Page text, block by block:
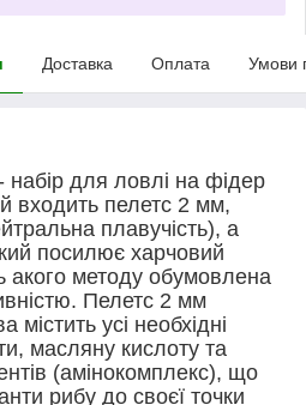
Доставка Оплата Умови
набір для ловлі на фідер
входить пелетс 2 мм,
плавучість), а
посилює харчовий
акого методу обумовлена
Пелетс 2 мм
усі необхідні
масляну кислоту та
(амінокомплекс), що
рибу до своєї точки